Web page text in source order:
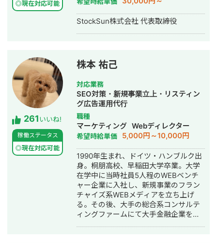
◎現在対応可能
成・リスティング広告運用代行・動画
制作・動画編集
StockSun株式会社 代表取締役
261いいね!
稼働ステータス
◎現在対応可能
株本 祐己
対応業務
SEO対策・新規事業立上・リスティン
グ広告運用代行
職種
マーケティング Webディレクター
希望時給単価 5,000円～10,000円
1990年生まれ、ドイツ・ハンブルク出
身。桐朋高校、早稲田大学卒業。大学
在学中に当時社員5人程のWEBベンチ
ャー企業に入社し、新規事業のフラン
チャイズ系WEBメディアを立ち上げ
る。その後、大手の総合系コンサルテ
ィングファームにて大手金融企業を顧